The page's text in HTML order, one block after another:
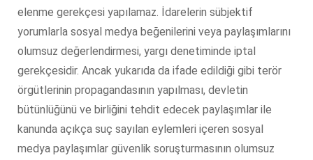
elenme gerekçesi yapılamaz. İdarelerin sübjektif
yorumlarla sosyal medya beğenilerini veya paylaşımlarını
olumsuz değerlendirmesi, yargı denetiminde iptal
gerekçesidir. Ancak yukarıda da ifade edildiği gibi terör
örgütlerinin propagandasının yapılması, devletin
bütünlüğünü ve birliğini tehdit edecek paylaşımlar ile
kanunda açıkça suç sayılan eylemleri içeren sosyal
medya paylaşımlar güvenlik soruşturmasının olumsuz